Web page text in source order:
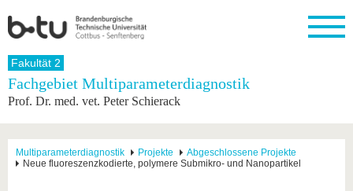
Startseite
Universität
Struktur
Forschung
Forschung
Forschungsprofil
Studium
Vor dem
Studium
International
Profil
Aus dem
Wissenschaftliche
Weiterbildung
Fachkräfte
Wirtschafts-
Werte
Fakultät 2
Fachgebiet Multiparameterdiagnostik
Prof. Dr. med. vet. Peter Schierack
Multiparameterdiagnostik Projekte
Abgeschlossene Projekte
Neue fluoreszenzkodierte, polymere Submikro- und Nanopartikel